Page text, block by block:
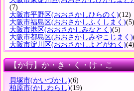
(7)
大阪市平野区(おおさかしひらのく)
大阪市福島区(おおさかしふくしまく)
大阪市港区(おおさかしみなとく)(5)
大阪市都島区(おおさかしみやこじまく)
大阪市淀川区(おおさかしよどがわく)
【か行】か・き・く・け・こ
貝塚市(かいづかし)(6)
柏原市(かしわらし)(19)